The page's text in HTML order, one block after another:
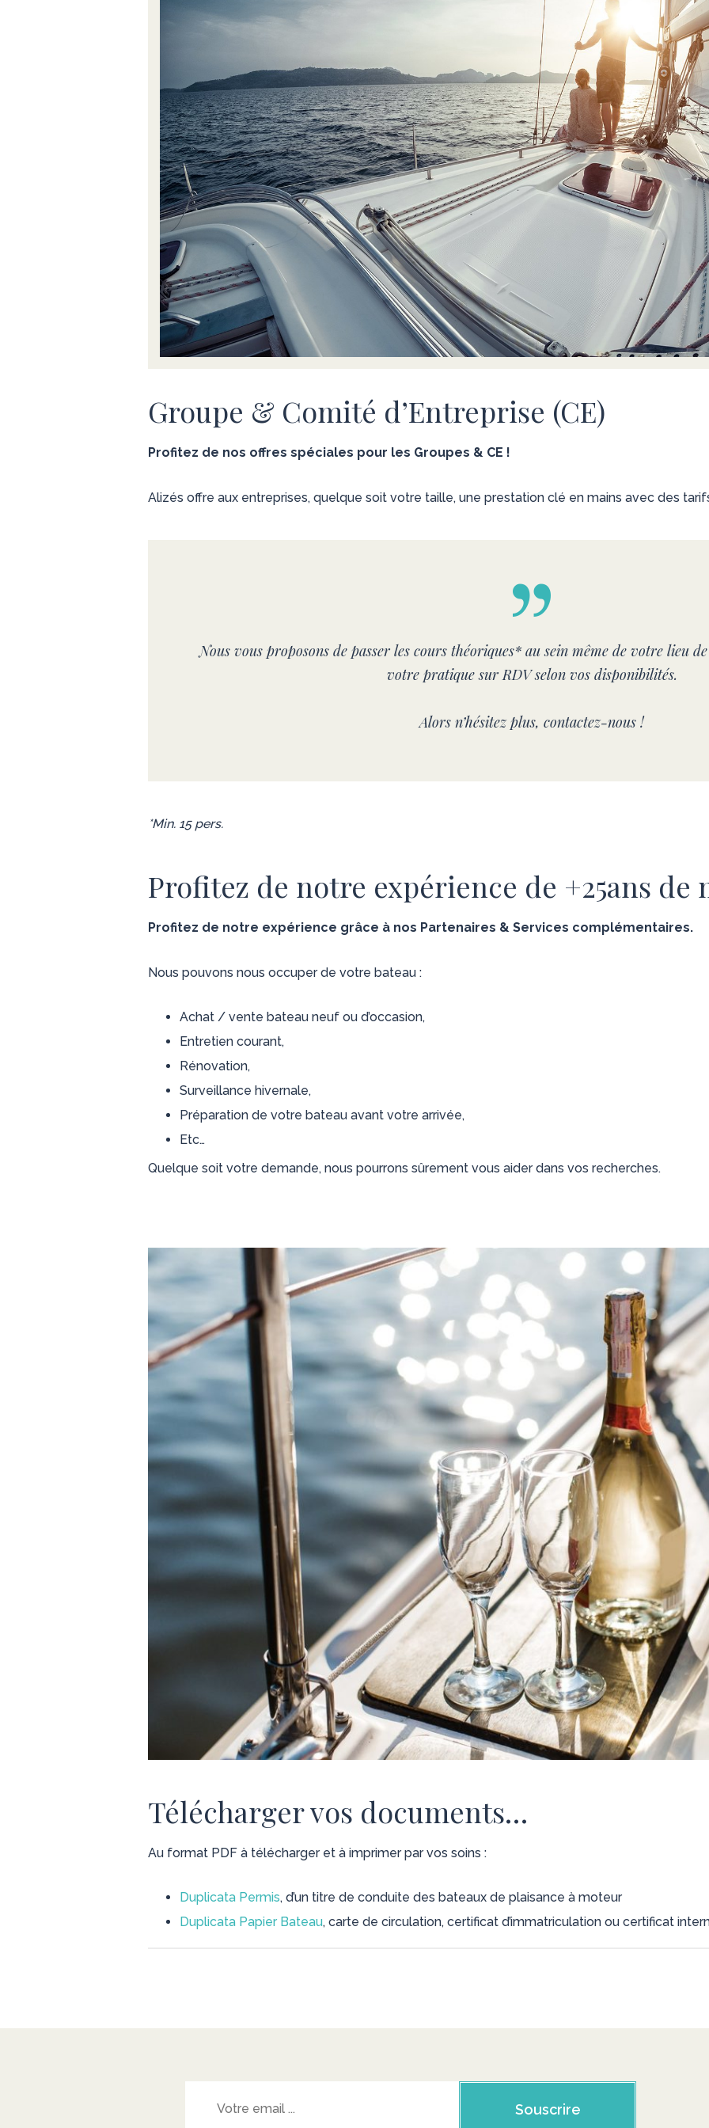
Groupe & Comité d’Entreprise (CE)
Profitez de nos offres spéciales pour les Groupes & CE !
Alizés offre aux entreprises, quelque soit votre taille, une prestation clé en mains avec des
Nous vous proposons de passer les cours théoriques* au sein même de votre lieu
votre pratique sur RDV selon vos disponibilités.
Alors n’hésitez plus, contactez-nous !
*Min. 15 pers.
Profitez de notre expérience de +25ans de
Profitez de notre expérience grâce à nos Partenaires & Services complémentaires.
Nous pouvons nous occuper de votre bateau :
Achat / vente bateau neuf ou d’occasion,
Entretien courant,
Rénovation,
Surveillance hivernale,
Préparation de votre bateau avant votre arrivée,
Etc…
Quelque soit votre demande, nous pourrons sûrement vous aider dans vos recherches.
Télécharger vos documents…
Au format PDF à télécharger et à imprimer par vos soins :
Duplicata Permis, d’un titre de conduite des bateaux de plaisance à moteur
Duplicata Papier Bateau, carte de circulation, certificat d’immatriculation ou certificat
Souscrire